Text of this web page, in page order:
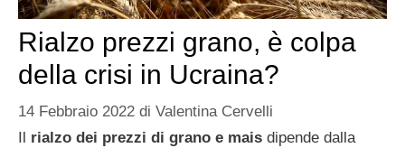
Rialzo prezzi grano, è colpa
della crisi in Ucraina?
14 Febbraio 2022 di Valentina Cervelli
Il rialzo dei prezzi di grano e mais dipende dalla